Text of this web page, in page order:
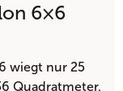
6×6
wiegt nur 25
Quadratmeter.